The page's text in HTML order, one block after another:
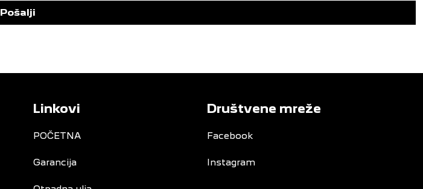
Pošalji
Linkovi
POČETNA
Garancija
Društvene mreže
Facebook
Instagram